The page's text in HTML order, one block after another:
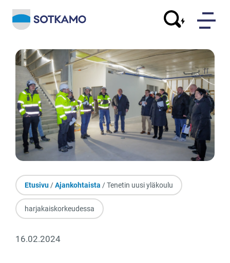
Etusivu /Ajankohtaista / Tenetin uusi yläkoulu
harjakaiskorkeudessa
16.02.2024